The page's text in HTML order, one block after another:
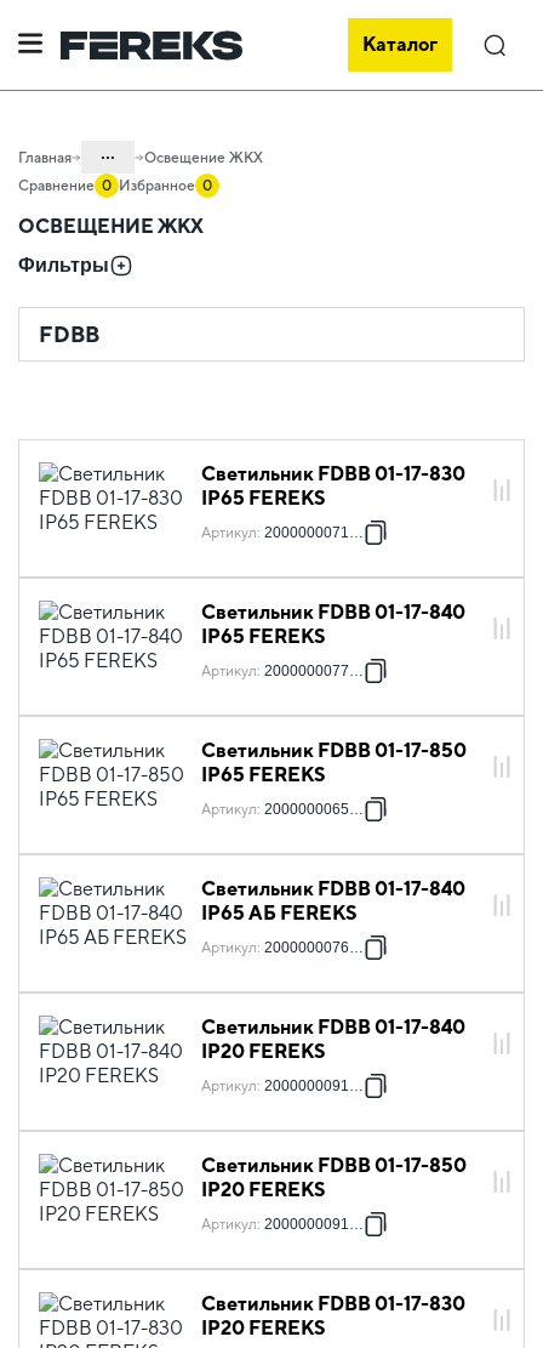
Каталог Поиск
Главная ...
Каталог
Проектное освещение FEREKS
Освещение ЖКХ
Сравнение 0 Избранное 0
ОСВЕЩЕНИЕ ЖКХ
Фильтры
FDBB
Светильник FDBB 01-17-830
IP65 FEREKS
Артикул: 2000000071602
Светильник FDBB 01-17-840
IP65 FEREKS
Артикул: 2000000077079
Светильник FDBB 01-17-850
IP65 FEREKS
Артикул: 2000000065533
Светильник FDBB 01-17-840
IP65 АБ FEREKS
Артикул: 2000000076829
Светильник FDBB 01-17-840
IP20 FEREKS
Артикул: 2000000091853
Светильник FDBB 01-17-850
IP20 FEREKS
Артикул: 2000000091860
Светильник FDBB 01-17-830
IP20 FEREKS